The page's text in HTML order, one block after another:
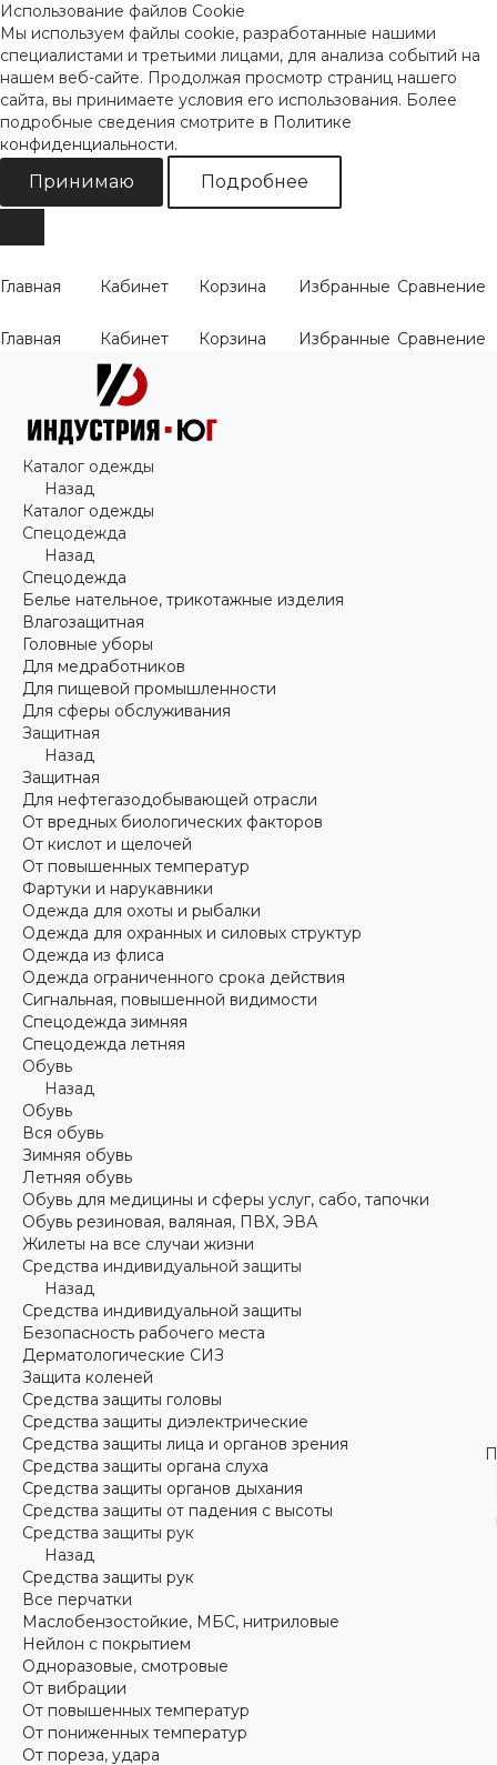
Использование файлов Cookie
Мы используем файлы cookie, разработанные нашими
специалистами и третьими лицами, для анализа событий на
нашем веб-сайте. Продолжая просмотр страниц нашего
сайта, вы принимаете условия его использования. Более
подробные сведения смотрите в Политике
конфиденциальности.
Принимаю Подробнее
Главная Кабинет Корзина Избранные Сравнение
Главная Кабинет Корзина Избранные Сравнение
Каталог одежды
Назад
Каталог одежды
Спецодежда
Назад
Спецодежда
Белье нательное, трикотажные изделия
Влагозащитная
Головные уборы
Для медработников
Для пищевой промышленности
Для сферы обслуживания
Защитная
Назад
Защитная
Для нефтегазодобывающей отрасли
От вредных биологических факторов
От кислот и щелочей
От повышенных температур
Фартуки и нарукавники
Одежда для охоты и рыбалки
Одежда для охранных и силовых структур
Одежда из флиса
Одежда ограниченного срока действия
Сигнальная, повышенной видимости
Спецодежда зимняя
Спецодежда летняя
Обувь
Назад
Обувь
Вся обувь
Зимняя обувь
Летняя обувь
Обувь для медицины и сферы услуг, сабо, тапочки
Обувь резиновая, валяная, ПВХ, ЭВА
Жилеты на все случаи жизни
Средства индивидуальной защиты
Назад
Средства индивидуальной защиты
Безопасность рабочего места
Дерматологические СИЗ
Защита коленей
Средства защиты головы
Средства защиты диэлектрические
Средства защиты лица и органов зрения
Средства защиты органа слуха
Средства защиты органов дыхания
Средства защиты от падения с высоты
Средства защиты рук
Назад
Средства защиты рук
Все перчатки
Маслобензостойкие, МБС, нитриловые
Нейлон с покрытием
Одноразовые, смотровые
От вибрации
От повышенных температур
От пониженных температур
От пореза, удара